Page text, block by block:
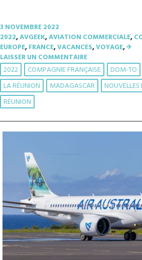
3 NOVEMBRE 2022
2022,AVGEEK,AVIATION COMMERCIALE,
EUROPE,FRANCE,VACANCES,VOYAGE,✈︎
LAISSER UN COMMENTAIRE
2022 COMPAGNIE FRANÇAISE DOM-TO
LA RÉUNION
MADAGASCAR NOUVELLES
RÉUNION